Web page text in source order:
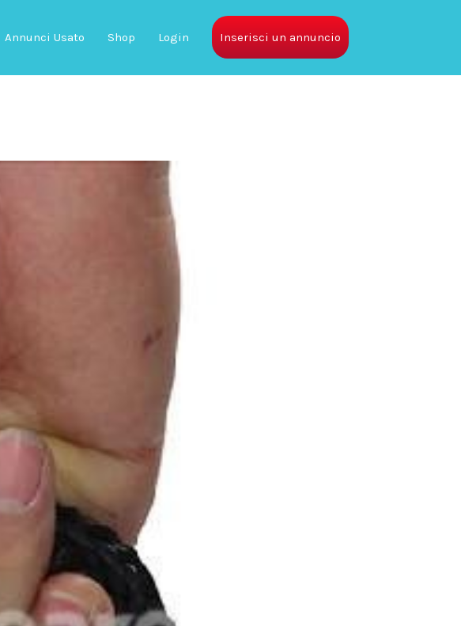
Annunci Usato Shop Login Inserisci un annuncio